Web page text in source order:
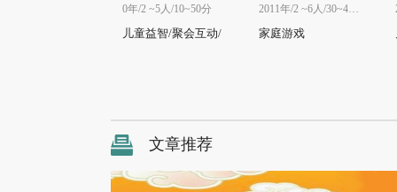
0年/2 ~5人/10~50分
儿童益智/聚会互动/
2011年/2 ~6人/30~45分
家庭游戏
文章推荐